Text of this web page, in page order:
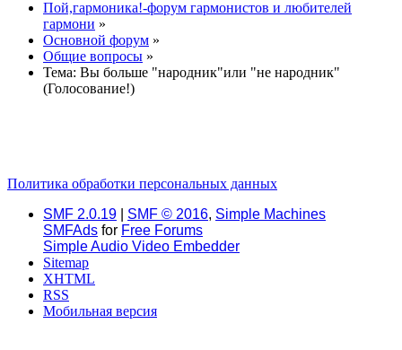
Пой,гармоника!-форум гармонистов и любителей
гармони »
Основной форум »
Общие вопросы »
Тема: Вы больше "народник"или "не народник"
(Голосование!)
Политика обработки персональных данных
SMF 2.0.19
SMF © 2016, Simple Machines
SMFAds for Free Forums
Simple Audio Video Embedder
Sitemap
XHTML
RSS
Мобильная версия